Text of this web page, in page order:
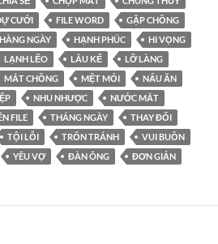
CƯỚI FILE WORD
GẶP CHỒNG
HÀNG NGÀY HẠNH PHÚC
HI VỌNG
LẠNH LẼO LÂU KỂ
LỠ LÀNG
MẮT CHỒNG MỆT MỎI
NẤU ĂN
NHU NHƯỢC
NƯỚC MẮT
FILE THÁNG NGÀY
THAY ĐỔI
TỘI LỖI TRỐN TRÁNH
VUI BUỒN
YÊU VỢ ĐÀN ÔNG ĐƠN GIẢN